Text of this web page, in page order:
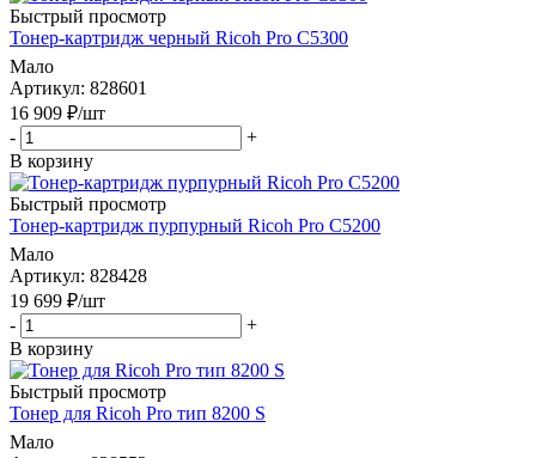
Быстрый просмотр
Тонер-картридж черный Ricoh Pro C5300
Мало
Артикул: 828601
16 909 ₽/шт
-
+
В корзину
Быстрый просмотр
Тонер-картридж пурпурный Ricoh Pro C5200
Мало
Артикул: 828428
19 699 ₽/шт
-
+
В корзину
Быстрый просмотр
Тонер для Ricoh Pro тип 8200 S
Мало